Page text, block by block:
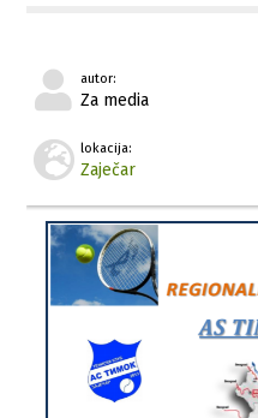
autor:
Za media
lokacija:
Zaječar